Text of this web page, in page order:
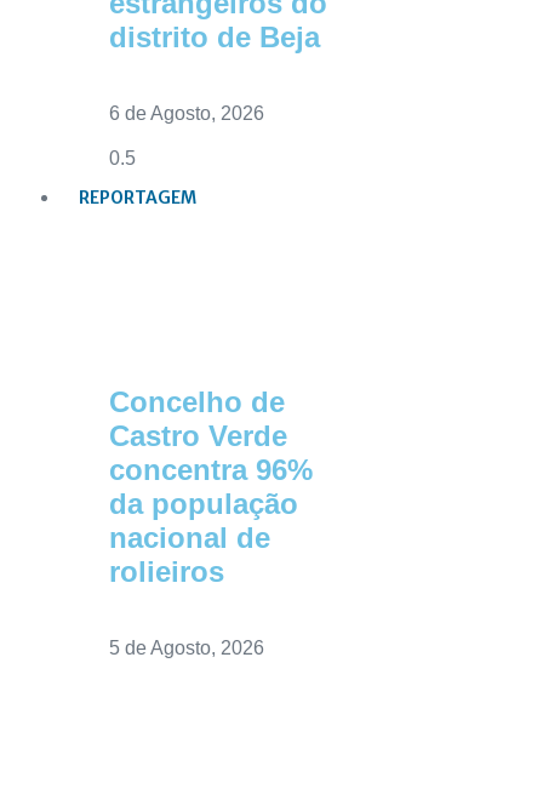
distrito de Beja
6 de Agosto, 2026
REPORTAGEM
Concelho de
Castro Verde
concentra 96%
da população
nacional de
rolieiros
5 de Agosto, 2026